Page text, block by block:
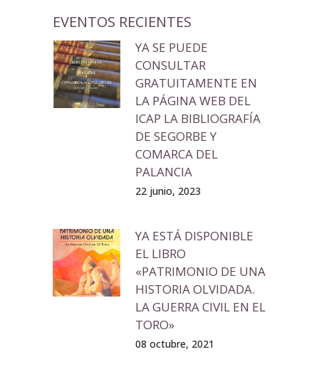
EVENTOS RECIENTES
YA SE PUEDE
CONSULTAR
GRATUITAMENTE EN
LA PÁGINA WEB DEL
ICAP LA BIBLIOGRAFÍA
DE SEGORBE Y
COMARCA DEL
PALANCIA
22 junio, 2023
YA ESTÁ DISPONIBLE
EL LIBRO
«PATRIMONIO DE UNA
HISTORIA OLVIDADA.
LA GUERRA CIVIL EN EL
TORO»
08 octubre, 2021